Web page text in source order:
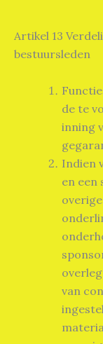
Artikel 13
bestuursleden
de te
inning
Indien
en een
van